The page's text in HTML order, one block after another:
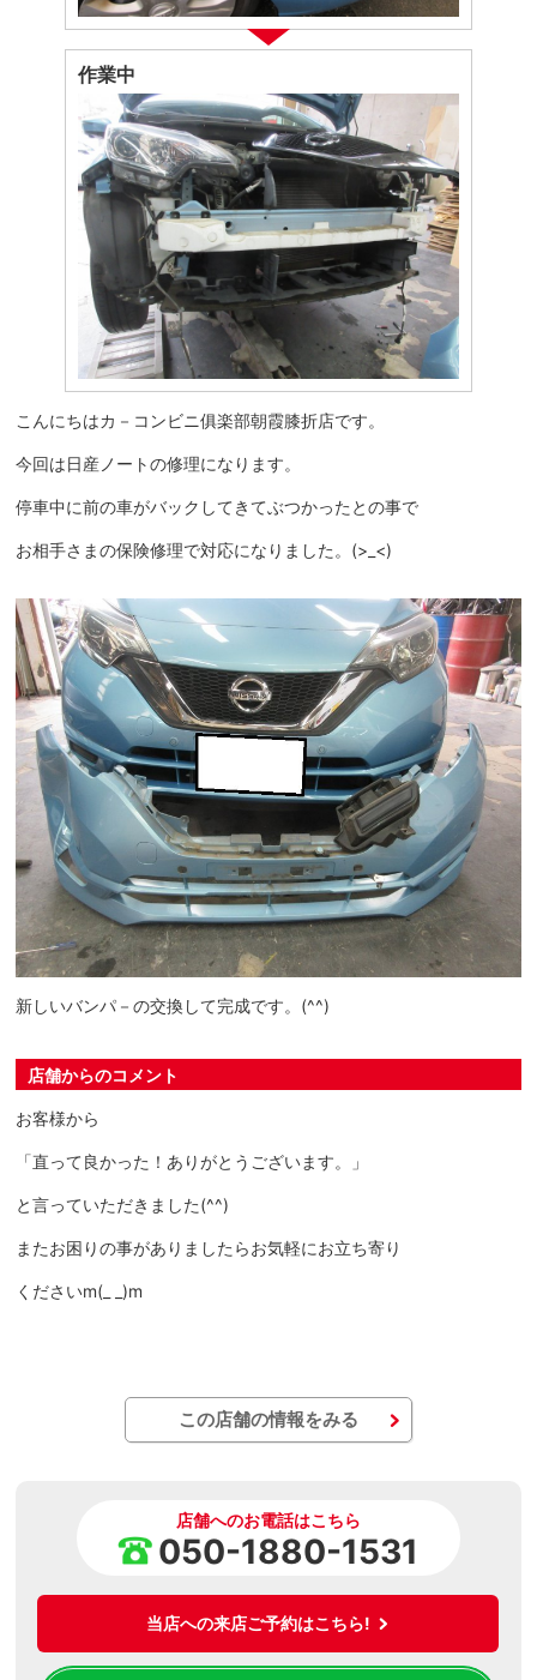
作業中
こんにちはカ－コンビニ俱楽部朝霞膝折店です。
今回は日産ノートの修理になります。
停車中に前の車がバックしてきてぶつかったとの事で
お相手さまの保険修理で対応になりました。(>_<)
新しいバンパ－の交換して完成です。(^^)
店舗からのコメント
お客様から
「直って良かった！ありがとうございます。」
と言っていただきました(^^)
またお困りの事がありましたらお気軽にお立ち寄り
くださいm(_ _)m
この店舗の情報をみる
店舗へのお電話はこちら
050-1880-1531
当店への来店ご予約はこちら!